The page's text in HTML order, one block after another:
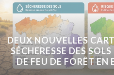
DEUX NOUVELLES
SÉCHERESSE DES
DE FEU DE FORÊT EN